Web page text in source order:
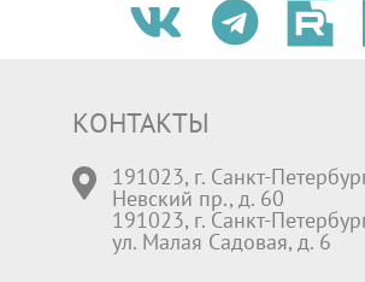
КОНТАКТЫ
191023, г. Санкт-
Невский пр., д. 60
191023, г. Санкт-
ул. Малая Садовая, д. 6